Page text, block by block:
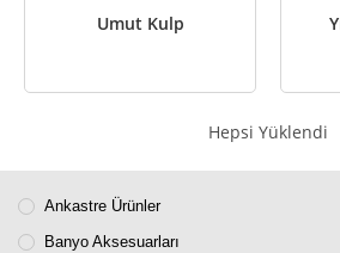
Ankastre Ürünler
Banyo Aksesuarları
Umut Kulp
Hepsi Yüklendi